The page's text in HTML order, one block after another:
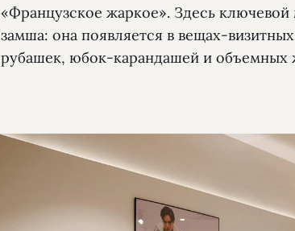
«Французское жаркое». Здесь ключевой
замша: она появляется в вещах-
рубашек, юбок-карандашей и объемных